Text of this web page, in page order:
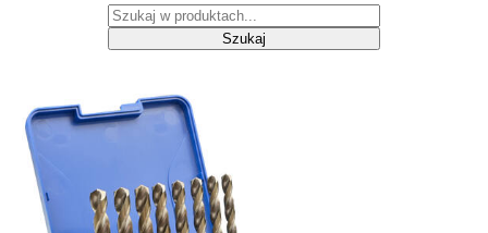
Szukaj